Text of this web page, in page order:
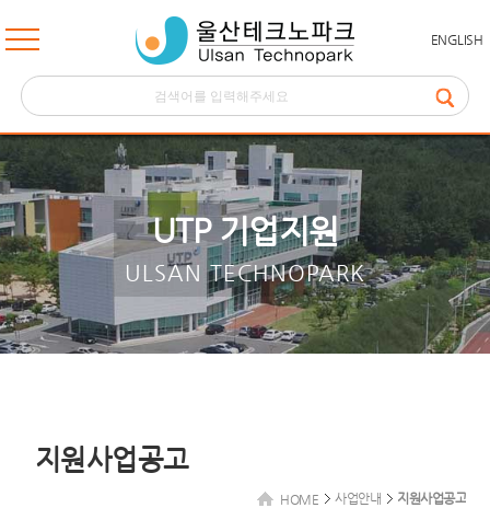
ENGLISH
UTP 기업지원
ULSAN TECHNOPARK
지원사업공고
HOME 사업안내 지원사업공고